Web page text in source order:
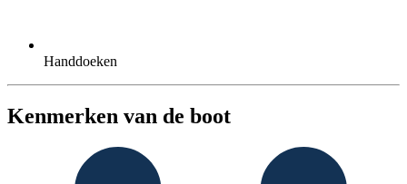
Handdoeken
Kenmerken van de boot